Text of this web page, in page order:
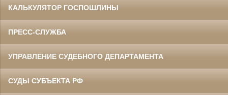
КАЛЬКУЛЯТОР ГОСПОШЛИНЫ
ПРЕСС-СЛУЖБА
УПРАВЛЕНИЕ СУДЕБНОГО ДЕПАРТАМЕНТА
СУДЫ СУБЪЕКТА РФ